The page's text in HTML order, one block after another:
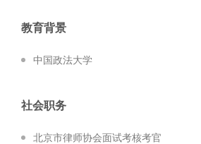
教育背景
中国政法大学
社会职务
北京市律师协会面试考核考官